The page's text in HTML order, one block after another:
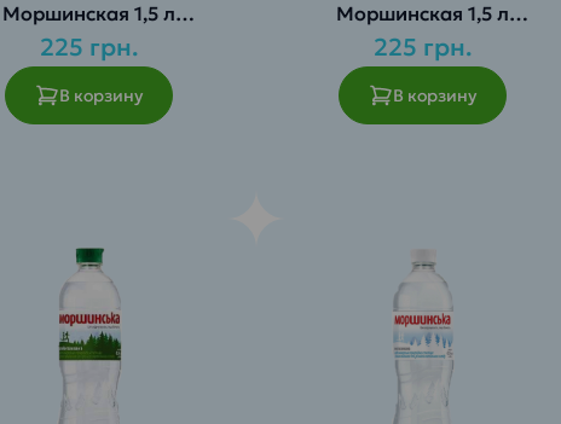
Моршинская 1,5 л
1 уп.(6 шт.)
225 грн.
В корзину
Моршинская 1,5 л
слабогазированная 1 уп. (6
шт.)
225 грн.
В корзину